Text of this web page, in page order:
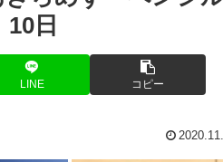
...
NHK性加害
【視聴率】ゴ
日
LINE コピー